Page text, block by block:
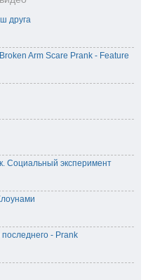
друга
Arm Scare Prank - Feature
Социальный эксперимент
- Prank